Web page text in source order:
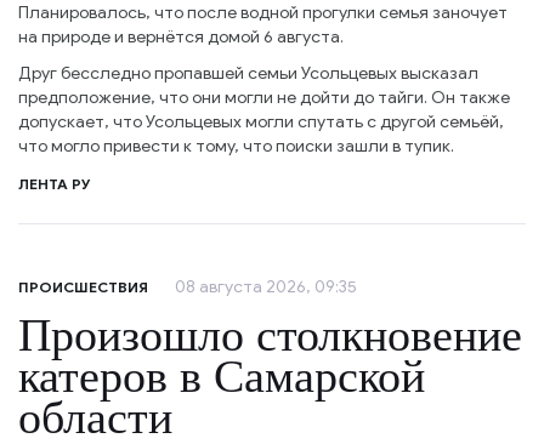
Планировалось, что после водной прогулки семья заночует
на природе и вернётся домой 6 августа.
Друг бесследно пропавшей семьи Усольцевых высказал
предположение, что они могли не дойти до тайги. Он также
допускает, что Усольцевых могли спутать с другой семьёй,
что могло привести к тому, что поиски зашли в тупик.
ЛЕНТА РУ
ПРОИСШЕСТВИЯ 08 августа 2026, 09:35
Произошло столкновение
катеров в Самарской
области